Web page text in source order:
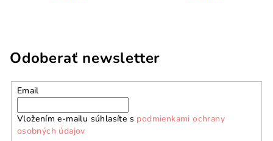
Odoberať newsletter
Email
Vložením e-mailu súhlasíte s podmienkami ochrany
osobných údajov